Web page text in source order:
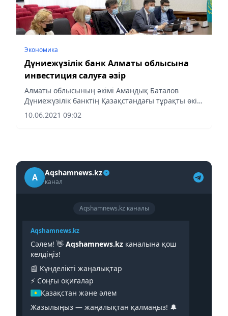
Экономика
Дүниежүзілік банк Алматы облысына
инвестиция салуға әзір
Алматы облысының әкімі Амандық Баталов
Дүниежүзілік банктің Қазақстандағы тұрақты өкілі
Жан-Франсуа Мартонды қабылдады.
10.06.2021 09:02
A Aqshamnews.kz
канал
Aqshamnews.kz каналы
Aqshamnews.kz
Сәлем! 👋 Aqshamnews.kz каналына қош
келдіңіз!
📰 Күнделікті жаңалықтар
⚡️ Соңғы оқиғалар
Қазақстан және әлем
Жазылыңыз — жаңалықтан қалмаңыз! 🔔